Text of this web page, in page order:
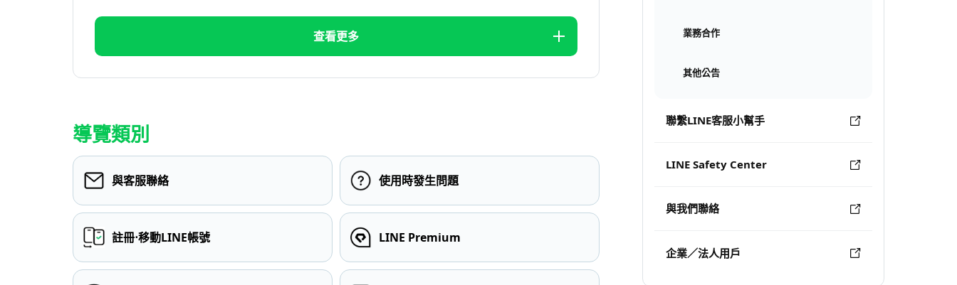
業務合作
其他公告
聯繫LINE客服小幫手
LINE Safety Center
與我們聯絡
企業／法人用戶
查看更多
導覽類別
與客服聯絡 使用時發生問題
註冊⋅移動LINE帳號 LINE Premium